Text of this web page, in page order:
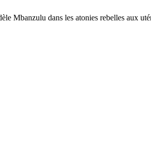
Mbanzulu dans les atonies rebelles aux